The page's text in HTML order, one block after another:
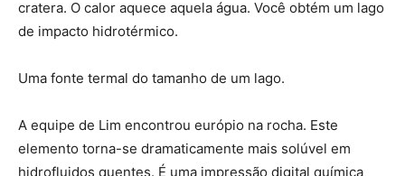
cratera. O calor aquece aquela água. Você obtém um lago
de impacto hidrotérmico.
Uma fonte termal do tamanho de um lago.
A equipe de Lim encontrou európio na rocha. Este
elemento torna-se dramaticamente mais solúvel em
hidrofluidos quentes. É uma impressão digital química